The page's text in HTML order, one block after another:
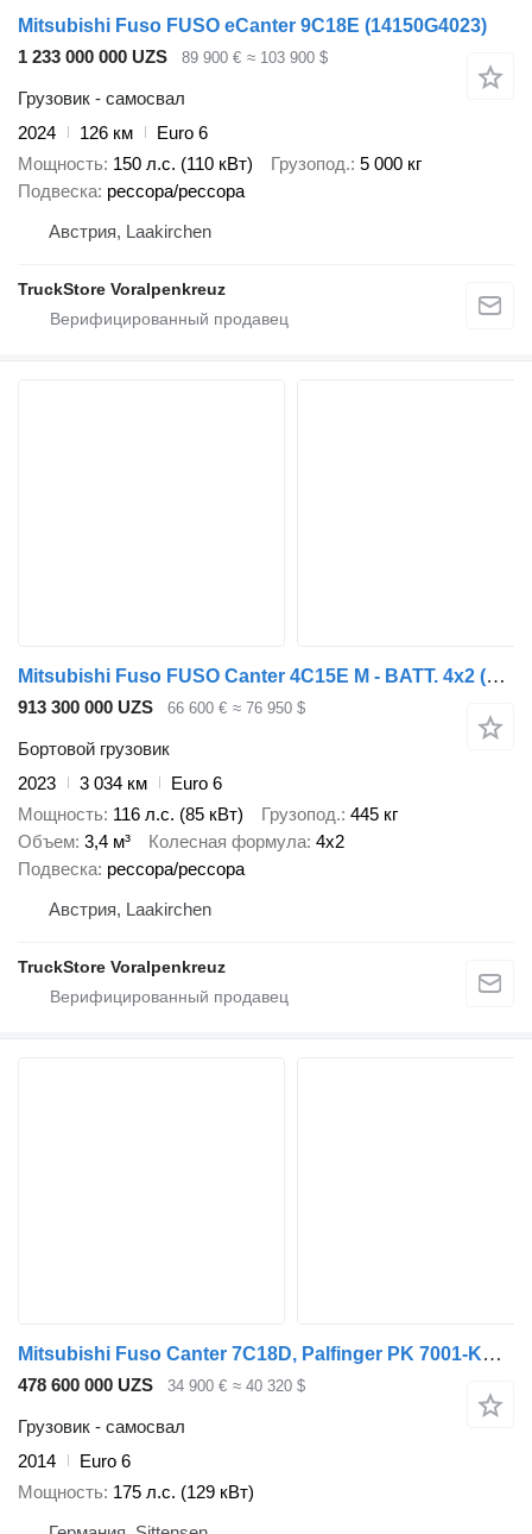
Mitsubishi Fuso FUSO eCanter 9C18E (14150G4023)
1 233 000 000 UZS
89 900 € ≈ 103 900 $
Грузовик - самосвал
2024
126 км
Euro 6
Мощность 150 л.с. (110 кВт) Грузопод. 5 000 кг
Подвеска рессора/рессора
Австрия, Laakirchen
TruckStore Voralpenkreuz
Mitsubishi Fuso FUSO Canter 4C15E M - BATT. 4x2 (15150G4005)
913 300 000 UZS
66 600 € ≈ 76 950 $
Бортовой грузовик
2023
3 034 км
Euro 6
Мощность 116 л.с. (85 кВт) Грузопод. 445 кг
Объем 3,4 м³ Колесная формула 4x2
Подвеска рессора/рессора
Австрия, Laakirchen
TruckStore Voralpenkreuz
Mitsubishi Fuso Canter 7C18D, Palfinger PK 7001-KA, DOKA
478 600 000 UZS 34 900 € ≈ 40 320 $
Грузовик - самосвал
2014
Euro 6
Мощность 175 л.с. (129 кВт)